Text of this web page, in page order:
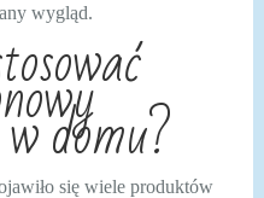
wygląd.
domu?
się wiele produktów